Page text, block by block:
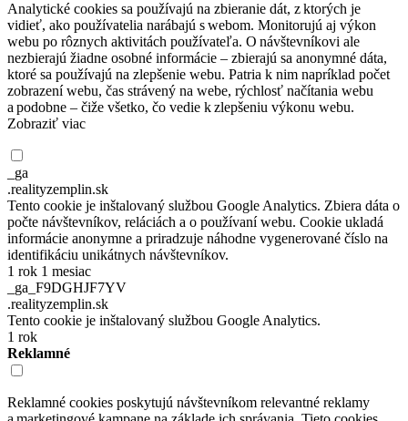
Analytické cookies sa používajú na zbieranie dát, z ktorých je
vidieť, ako používatelia narábajú s webom. Monitorujú aj výkon
webu po rôznych aktivitách používateľa. O návštevníkovi ale
nezbierajú žiadne osobné informácie – zbierajú sa anonymné dáta,
ktoré sa používajú na zlepšenie webu. Patria k nim napríklad počet
zobrazení webu, čas strávený na webe, rýchlosť načítania webu
a podobne – čiže všetko, čo vedie k zlepšeniu výkonu webu.
Zobraziť viac
_ga
.realityzemplin.sk
Tento cookie je inštalovaný službou Google Analytics. Zbiera dáta o
počte návštevníkov, reláciách a o používaní webu. Cookie ukladá
informácie anonymne a priradzuje náhodne vygenerované číslo na
identifikáciu unikátnych návštevníkov.
1 rok 1 mesiac
_ga_F9DGHJF7YV
.realityzemplin.sk
Tento cookie je inštalovaný službou Google Analytics.
1 rok
Reklamné
Reklamné cookies poskytujú návštevníkom relevantné reklamy